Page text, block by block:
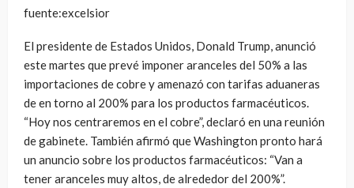
fuente:excelsior
El presidente de Estados Unidos, Donald Trump, anunció
este martes que prevé imponer aranceles del 50% a las
importaciones de cobre y amenazó con tarifas aduaneras
de en torno al 200% para los productos farmacéuticos.
“Hoy nos centraremos en el cobre”, declaró en una reunión
de gabinete. También afirmó que Washington pronto hará
un anuncio sobre los productos farmacéuticos: “Van a
tener aranceles muy altos, de alrededor del 200%”.